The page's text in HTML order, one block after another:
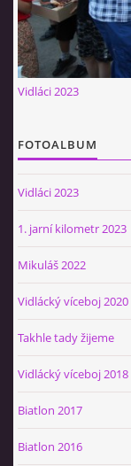
© 2026 eStránky.cz
Vidláci 2023
FOTOALBUM
Vidláci 2023
1. jarní kilometr 2023
Mikuláš 2022
Vidlácký víceboj 2020
Takhle tady žijeme
Vidlácký víceboj 2018
Biatlon 2017
Biatlon 2016